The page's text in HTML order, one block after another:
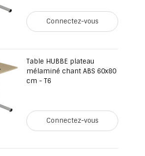
Connectez-vous
Table HUBBE plateau
mélaminé chant ABS 60x80
cm - T6
Connectez-vous